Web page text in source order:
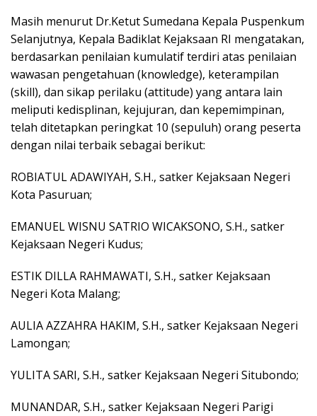
Masih menurut Dr.Ketut Sumedana Kepala Puspenkum
Selanjutnya, Kepala Badiklat Kejaksaan RI mengatakan,
berdasarkan penilaian kumulatif terdiri atas penilaian
wawasan pengetahuan (knowledge), keterampilan
(skill), dan sikap perilaku (attitude) yang antara lain
meliputi kedisplinan, kejujuran, dan kepemimpinan,
telah ditetapkan peringkat 10 (sepuluh) orang peserta
dengan nilai terbaik sebagai berikut:
ROBIATUL ADAWIYAH, S.H., satker Kejaksaan Negeri
Kota Pasuruan;
EMANUEL WISNU SATRIO WICAKSONO, S.H., satker
Kejaksaan Negeri Kudus;
ESTIK DILLA RAHMAWATI, S.H., satker Kejaksaan
Negeri Kota Malang;
AULIA AZZAHRA HAKIM, S.H., satker Kejaksaan Negeri
Lamongan;
YULITA SARI, S.H., satker Kejaksaan Negeri Situbondo;
MUNANDAR, S.H., satker Kejaksaan Negeri Parigi